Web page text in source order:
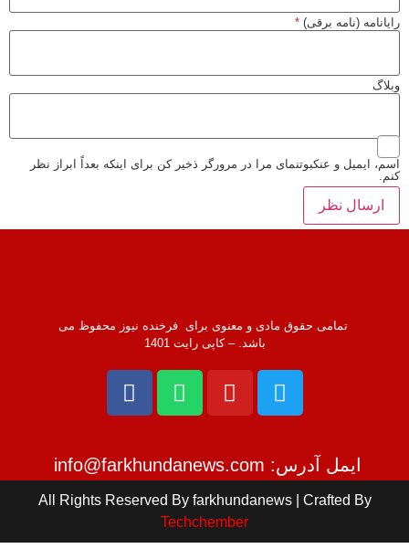
(نامه برقی)*
ایمیل و عنکبوتنمای مرا در مرورگر ذخیر کن برای اینکه بعداً ابراز نظر
تمامی حقوق مادی و معنوی برای فرخنده نیوز محفوظ می
باشد. – کاپی رایت 1401
ایمل آدرس: info@farkhundanews.com
All Rights Reserved By farkhundanews | Crafted By
Techchember